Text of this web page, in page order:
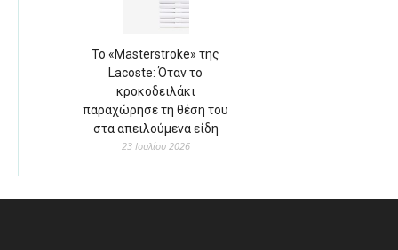
Το «Masterstroke» της
Lacoste: Όταν το
κροκοδειλάκι
παραχώρησε τη θέση του
στα απειλούμενα είδη
23 Ιουλίου 2026